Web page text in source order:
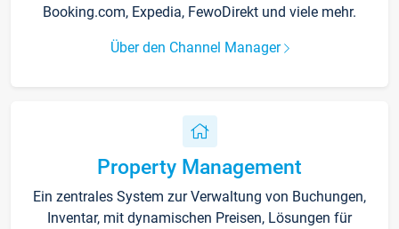
Booking.com, Expedia, FewoDirekt und viele mehr.
Über den Channel Manager
Property Management
Ein zentrales System zur Verwaltung von Buchungen,
Inventar, mit dynamischen Preisen, Lösungen für